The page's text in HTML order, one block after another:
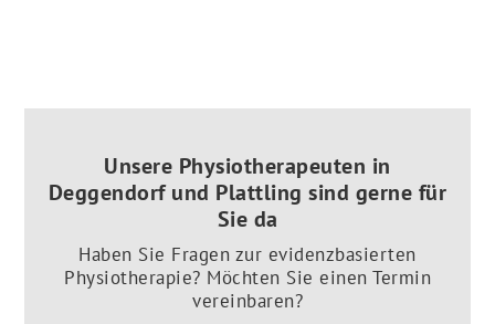
Unsere Physiotherapeuten in
Deggendorf und Plattling sind gerne für
Sie da
Haben Sie Fragen zur evidenzbasierten
Physiotherapie? Möchten Sie einen Termin
vereinbaren?